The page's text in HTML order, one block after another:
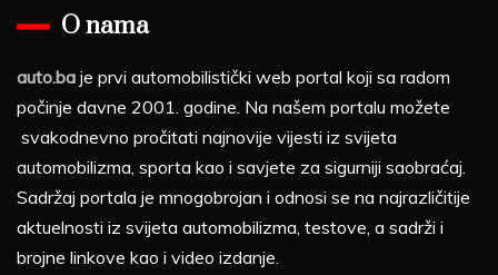
O nama
auto.ba je prvi automobilistički web portal koji sa radom
počinje davne 2001. godine. Na našem portalu možete
svakodnevno pročitati najnovije vijesti iz svijeta
automobilizma, sporta kao i savjete za sigurniji saobraćaj.
Sadržaj portala je mnogobrojan i odnosi se na najrazličitije
aktuelnosti iz svijeta automobilizma, testove, a sadrži i
brojne linkove kao i video izdanje.